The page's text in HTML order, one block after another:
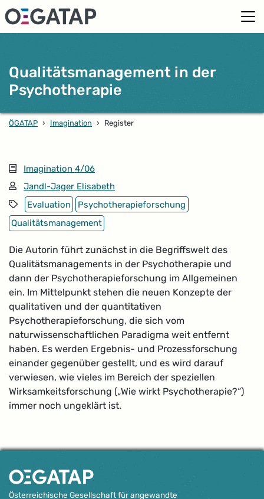
Qualitätsmanagement in der
Psychotherapie
ÖGATAP › Imagination › Register
Ausgabe
Imagination 4/06
Autor*in:
Jandl-Jager Elisabeth
Schlagwörter
Evaluation
Psychotherapieforschung
Qualitätsmanagement
Die Autorin führt zunächst in die Begriffswelt des
Qualitätsmanagements in der Psychotherapie und
dann der Psychotherapieforschung im Allgemeinen
ein. Im Mittelpunkt stehen die neuen Konzepte der
qualitativen und der quantitativen
Psychotherapieforschung, die sich vom
naturwissenschaftlichen Paradigma weit entfernt
haben. Es werden Ergebnis- und Prozessforschung
einander gegenüber gestellt, und es wird darauf
verwiesen, wie vieles im Bereich der speziellen
Wirksamkeitsforschung („Wie wirkt Psychotherapie?“)
immer noch ungeklärt ist.
Österreichische Gesellschaft für angewandte